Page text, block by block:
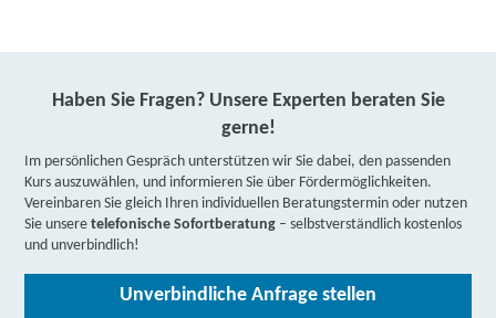
Haben Sie Fragen? Unsere Experten beraten Sie
gerne!
Im persönlichen Gespräch unterstützen wir Sie dabei, den passenden
Kurs auszuwählen, und informieren Sie über Fördermöglichkeiten.
Vereinbaren Sie gleich Ihren individuellen Beratungstermin oder nutzen
Sie unseretelefonische Sofortberatung – selbstverständlich kostenlos
und unverbindlich!
Unverbindliche Anfrage stellen